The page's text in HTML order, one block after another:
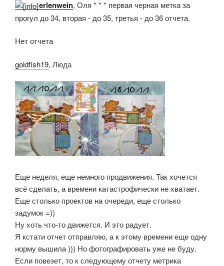
erlenwein, Оля * * * первая черная метка за
прогул до 34, вторая - до 35, третья - до 36 отчета.
Нет отчета
goldfish19, Люда
Еще неделя, еще немного продвижения. Так хочется
всё сделать, а времени катастрофически не хватает.
Еще столько проектов на очереди, еще столько
задумок =))
Ну хоть что-то движется. И это радует.
Я кстати отчет отправляю, а к этому времени еще одну
норму вышила ))) Но фотографировать уже не буду.
Если повезет, то к следующему отчету метрика